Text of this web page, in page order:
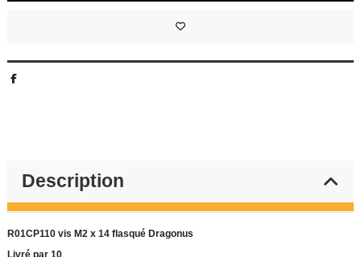
Description
R01CP110 vis M2 x 14 flasqué Dragonus
Livré par 10